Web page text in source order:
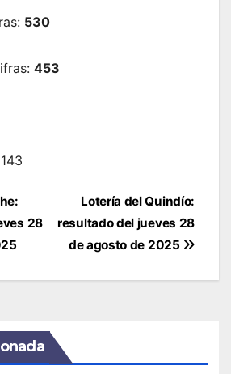
530
453
143
Lotería del Quindío:
resultado del jueves 28
de agosto de 2025
28